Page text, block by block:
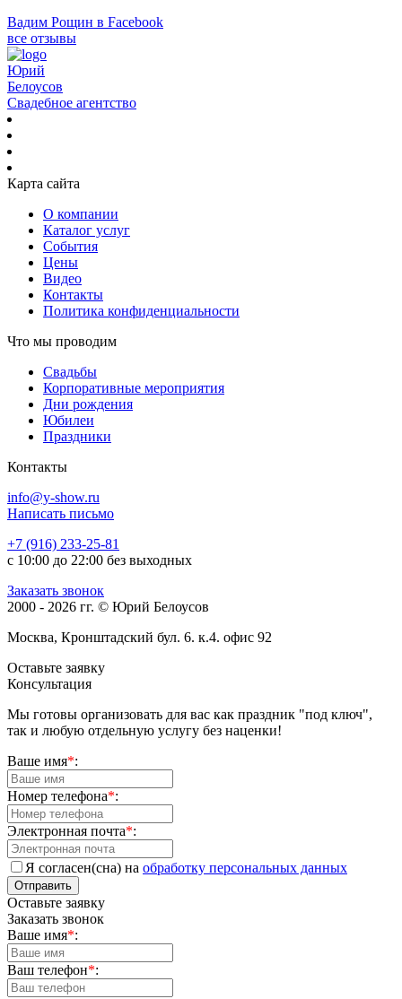
Вадим Рощин в Facebook
все отзывы
Юрий
Белоусов
Свадебное агентство
Карта сайта
О компании
Каталог услуг
События
Цены
Видео
Контакты
Политика конфиденциальности
Что мы проводим
Свадьбы
Корпоративные мероприятия
Дни рождения
Юбилеи
Праздники
Контакты
info@y-show.ru
Написать письмо
+7 (916) 233-25-81
с 10:00 до 22:00 без выходных
Заказать звонок
2000 - 2026 гг. © Юрий Белоусов
Москва, Кронштадский бул. 6. к.4. офис 92
Оставьте заявку
Консультация
Мы готовы организовать для вас как праздник "под ключ",
так и любую отдельную услугу без наценки!
Ваше имя*:
Номер телефона*:
Электронная почта*:
Я согласен(сна) на обработку персональных данных
Отправить
Оставьте заявку
Заказать звонок
Ваше имя*:
Ваш телефон*: